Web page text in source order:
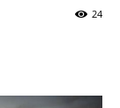
24